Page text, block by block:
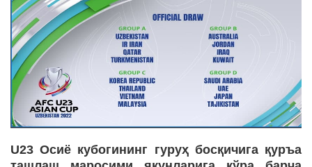
U23 Осиё кубогининг гуруҳ босқичига қуръа